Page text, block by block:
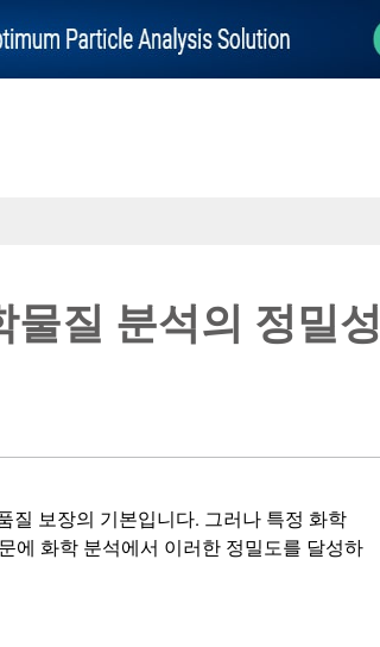
질 분석의 정밀성
질 보장의 기본입니다. 그러나 특정 화학
에 화학 분석에서 이러한 정밀도를 달성하